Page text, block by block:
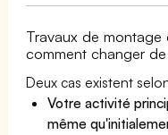
Travaux de montage
comment changer
Deux cas existent
Votre activité
même